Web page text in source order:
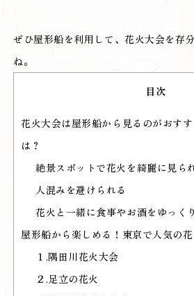
ぜひ屋形船を利用して、花火大会を存
ね。
目次
花火大会は屋形船から見るのがおす
は？
絶景スポットで花火を綺麗に見ら
人混みを避けられる
花火と一緒に食事やお酒をゆっく
屋形船から楽しめる！東京で人気の
１.隅田川花火大会
２.足立の花火